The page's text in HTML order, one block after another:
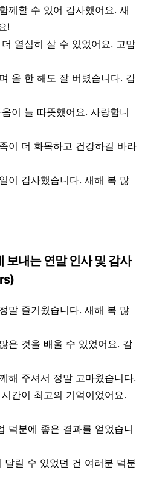
께할 수 있어 감사했어요. 새
!
열심히 살 수 있었어요. 고맙
올 한 해도 잘 버텼습니다. 감
이 늘 따뜻했어요. 사랑합니
이 더 화목하고 건강하길 바라
이 감사했습니다. 새해 복 많
보내는 연말 인사 및 감사
말 즐거웠습니다. 새해 복 많
은 것을 배울 수 있었어요. 감
해 주셔서 정말 고마웠습니다.
간이 최고의 기억이었어요.
덕분에 좋은 결과를 얻었습니
달릴 수 있었던 건 여러분 덕분